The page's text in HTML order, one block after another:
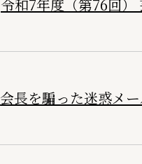
令和7年度（第76回）
会長を騙った迷惑メ